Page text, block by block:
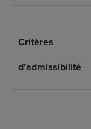
Critères
d’admissibilité